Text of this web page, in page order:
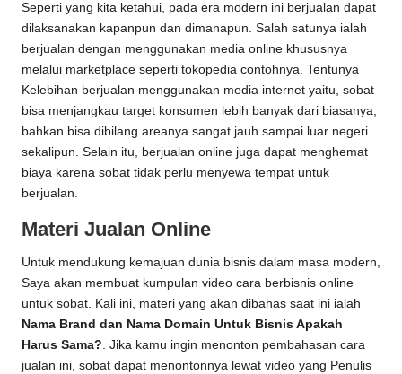
Seperti yang kita ketahui, pada era modern ini berjualan dapat
dilaksanakan kapanpun dan dimanapun. Salah satunya ialah
berjualan dengan menggunakan media online khususnya
melalui marketplace seperti tokopedia contohnya. Tentunya
Kelebihan berjualan menggunakan media internet yaitu, sobat
bisa menjangkau target konsumen lebih banyak dari biasanya,
bahkan bisa dibilang areanya sangat jauh sampai luar negeri
sekalipun. Selain itu, berjualan online juga dapat menghemat
biaya karena sobat tidak perlu menyewa tempat untuk
berjualan.
Materi Jualan Online
Untuk mendukung kemajuan dunia bisnis dalam masa modern,
Saya akan membuat kumpulan video cara berbisnis online
untuk sobat. Kali ini, materi yang akan dibahas saat ini ialah
Nama Brand dan Nama Domain Untuk Bisnis Apakah
Harus Sama?. Jika kamu ingin menonton pembahasan cara
jualan ini, sobat dapat menontonnya lewat video yang Penulis